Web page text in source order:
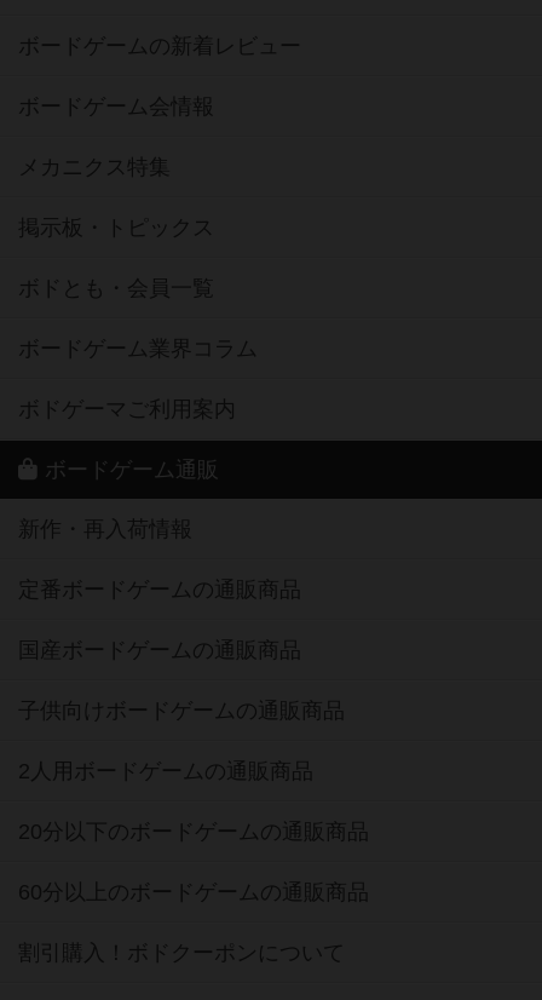
ボードゲームの新着レビュー
ボードゲーム会情報
メカニクス特集
掲示板・トピックス
ボドとも・会員一覧
ボードゲーム業界コラム
ボドゲーマご利用案内
ボードゲーム通販
新作・再入荷情報
定番ボードゲームの通販商品
国産ボードゲームの通販商品
子供向けボードゲームの通販商品
2人用ボードゲームの通販商品
20分以下のボードゲームの通販商品
60分以上のボードゲームの通販商品
割引購入！ボドクーポンについて